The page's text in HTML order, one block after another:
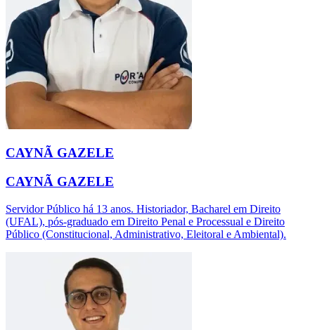
CAYNÃ GAZELE
CAYNÃ GAZELE
Servidor Público há 13 anos. Historiador, Bacharel em Direito
(UFAL), pós-graduado em Direito Penal e Processual e Direito
Público (Constitucional, Administrativo, Eleitoral e Ambiental).